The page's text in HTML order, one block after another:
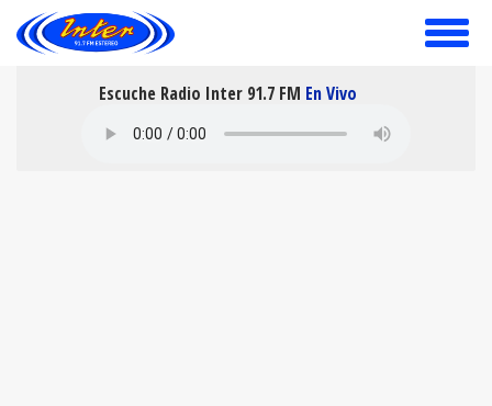
toggle
Escuche Radio Inter 91.7 FM En Vivo